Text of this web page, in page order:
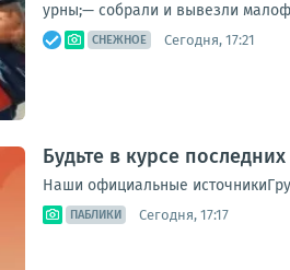
урны;— собрали и вывезли
СНЕЖНОЕ Сегодня, 17:21
Будьте в курсе
Наши официальные
ПАБЛИКИ Сегодня, 17:17